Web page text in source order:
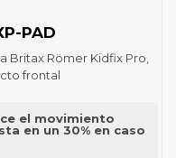
PAD
el movimiento
en un 30% en caso